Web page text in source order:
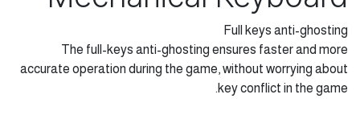
switch Arabic Wired
Mechanical Keyboard